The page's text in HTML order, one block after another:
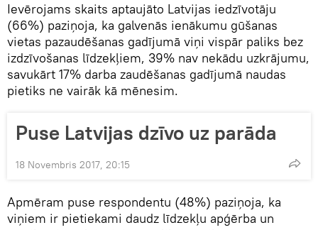
Ievērojams skaits aptaujāto Latvijas iedzīvotāju
(66%) paziņoja, ka galvenās ienākumu gūšanas
vietas pazaudēšanas gadījumā viņi vispār paliks bez
izdzīvošanas līdzekļiem, 39% nav nekādu uzkrājumu,
savukārt 17% darba zaudēšanas gadījumā naudas
pietiks ne vairāk kā mēnesim.
Puse Latvijas dzīvo uz parāda
18 Novembris 2017, 20:15
Apmēram puse respondentu (48%) paziņoja, ka
viņiem ir pietiekami daudz līdzekļu apģērba un